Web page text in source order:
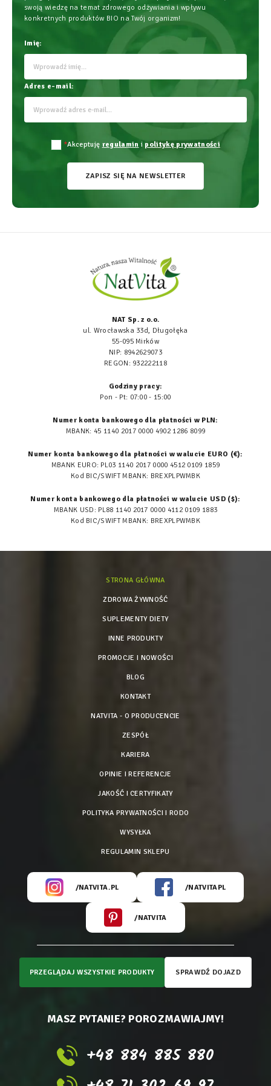
swoją wiedzę na temat zdrowego odżywiania i wpływu
konkretnych produktów BIO na Twój organizm!
Imię:
Adres e-mail:
*Akceptuję regulamin i politykę prywatności
ZAPISZ SIĘ NA NEWSLETTER
NAT Sp. z o.o.
ul. Wrocławska 33d, Długołęka
55-095 Mirków
NIP: 8942629073
REGON: 932222118
Godziny pracy:
Pon - Pt: 07:00 - 15:00
Numer konta bankowego dla płatności w PLN:
MBANK: 45 1140 2017 0000 4902 1286 8099
Numer konta bankowego dla płatności w walucie EURO (€):
MBANK EURO: PL03 1140 2017 0000 4512 0109 1859
Kod BIC/SWIFT MBANK: BREXPLPWMBK
Numer konta bankowego dla płatności w walucie USD ($):
MBANK USD: PL88 1140 2017 0000 4112 0109 1883
Kod BIC/SWIFT MBANK: BREXPLPWMBK
STRONA GŁÓWNA
ZDROWA ŻYWNOŚĆ
SUPLEMENTY DIETY
INNE PRODUKTY
PROMOCJE I NOWOŚCI
BLOG
KONTAKT
NATVITA - O PRODUCENCIE
ZESPÓŁ
KARIERA
OPINIE I REFERENCJE
JAKOŚĆ I CERTYFIKATY
POLITYKA PRYWATNOŚCI I RODO
WYSYŁKA
REGULAMIN SKLEPU
/NATVITA.PL /NATVITAPL
/NATVITA
PRZEGLĄDAJ WSZYSTKIE PRODUKTY SPRAWDŹ DOJAZD
MASZ PYTANIE? POROZMAWIAJMY!
+48 884 885 880